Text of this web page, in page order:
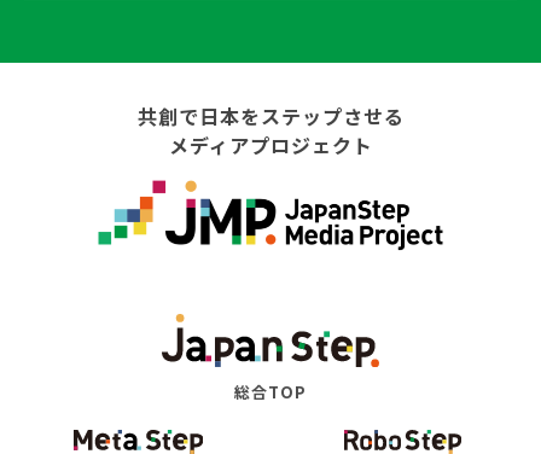
共創で日本をステップさせる
メディアプロジェクト
総合TOP